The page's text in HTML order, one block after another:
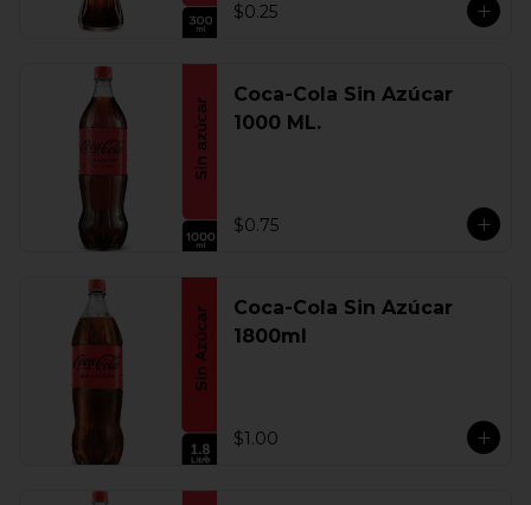
$0.25
Coca-Cola Sin Azúcar
1000 ML.
$0.75
Coca-Cola Sin Azúcar
1800ml
$1.00